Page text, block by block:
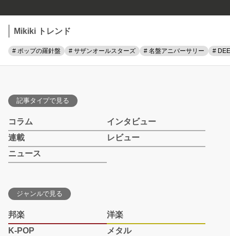
Mikiki トレンド
# ポップの羅針盤 # サザンオールスターズ # 名盤アニバーサリー #
記事タイプで見る
コラム
インタビュー
連載
レビュー
ニュース
ジャンルで見る
邦楽
洋楽
K-POP
メタル